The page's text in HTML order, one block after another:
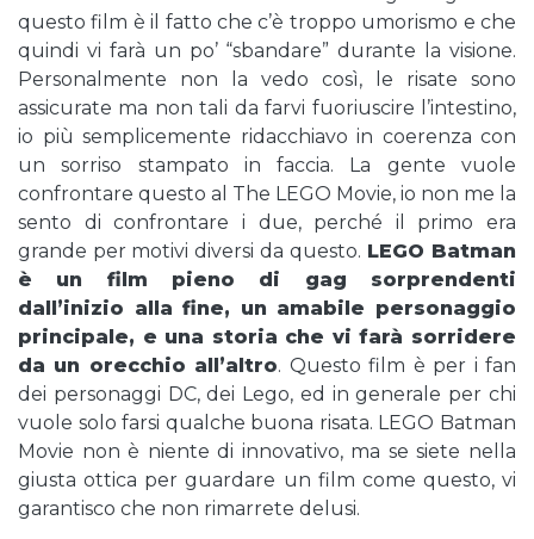
questo film è il fatto che c’è troppo umorismo e che
quindi vi farà un po’ “sbandare” durante la visione.
Personalmente non la vedo così, le risate sono
assicurate ma non tali da farvi fuoriuscire l’intestino,
io più semplicemente ridacchiavo in coerenza con
un sorriso stampato in faccia. La gente vuole
confrontare questo al The LEGO Movie, io non me la
sento di confrontare i due, perché il primo era
grande per motivi diversi da questo. LEGO Batman
è un film pieno di gag sorprendenti
dall’inizio alla fine, un amabile personaggio
principale, e una storia che vi farà sorridere
da un orecchio all’altro. Questo film è per i fan
dei personaggi DC, dei Lego, ed in generale per chi
vuole solo farsi qualche buona risata. LEGO Batman
Movie non è niente di innovativo, ma se siete nella
giusta ottica per guardare un film come questo, vi
garantisco che non rimarrete delusi.